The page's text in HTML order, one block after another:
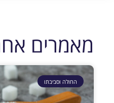
מאמרים
החולה וסביבתו